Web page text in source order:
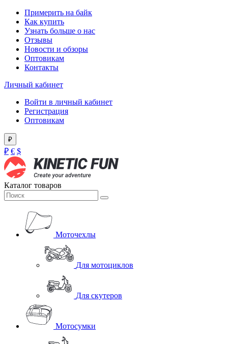
Примерить на байк
Как купить
Узнать больше о нас
Отзывы
Новости и обзоры
Оптовикам
Контакты
Личный кабинет
Войти в личный кабинет
Регистрация
Оптовикам
₽
₽ € $
Каталог товаров
Моточехлы
Для мотоциклов
Для скутеров
Мотосумки